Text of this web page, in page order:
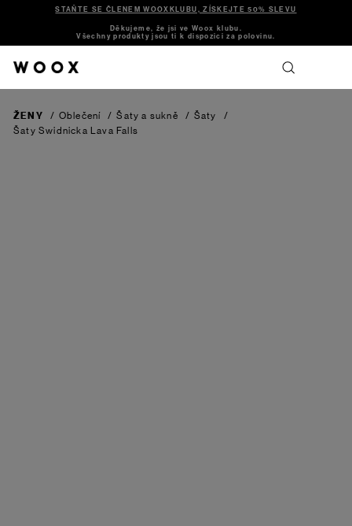
STAŇTE SE ČLENEM WOOXKLUBU, ZÍSKEJTE 50% SLEVU
Děkujeme, že jsi ve Woox klubu.
Všechny produkty jsou ti k dispozici za polovinu.
ŽENY / Oblečení / Šaty a sukně / Šaty
/
Šaty Swidnicka Lava Falls